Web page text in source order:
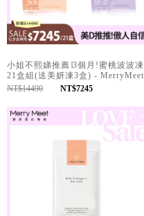
小姐不熙娣推薦∣3個月!蜜桃波波凍
21盒組(送美妍凍3盒) - MerryMeet
NT$14490
NT$7245